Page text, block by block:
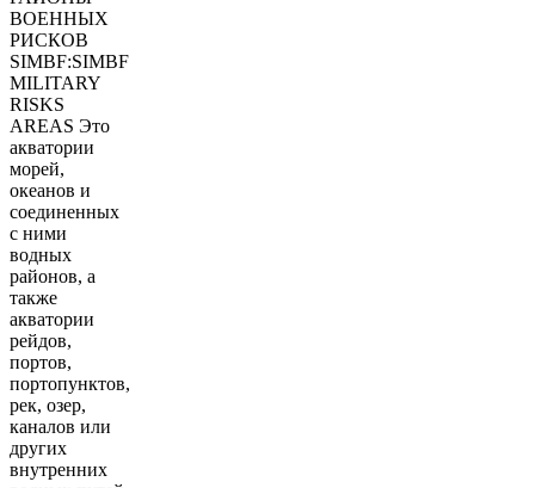
ВОЕННЫХ
РИСКОВ
SIMBF:SIMBF
MILITARY
RISKS
AREAS Это
акватории
морей,
океанов и
соединенных
с ними
водных
районов, а
также
акватории
рейдов,
портов,
портопунктов,
рек, озер,
каналов или
других
внутренних